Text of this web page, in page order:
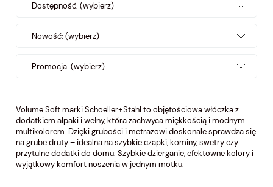
Dostępność: (wybierz)
Nowość: (wybierz)
Promocja: (wybierz)
Volume Soft marki Schoeller+Stahl to objętościowa włóczka z
dodatkiem alpaki i wełny, która zachwyca miękkością i modnym
multikolorem. Dzięki grubości i metrażowi doskonale sprawdza się
na grube druty – idealna na szybkie czapki, kominy, swetry czy
przytulne dodatki do domu. Szybkie dzierganie, efektowne kolory i
wyjątkowy komfort noszenia w jednym motku.